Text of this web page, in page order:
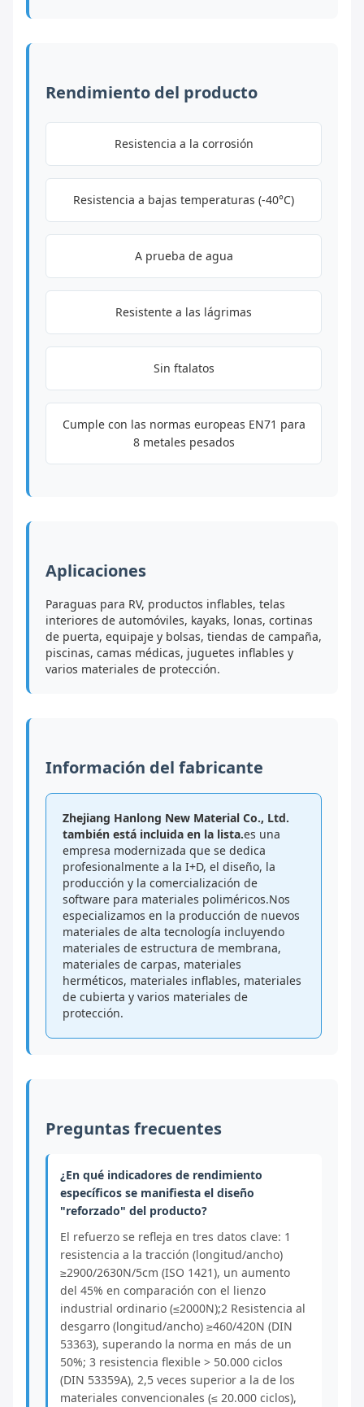
Rendimiento del producto
Resistencia a la corrosión
Resistencia a bajas temperaturas (-40°C)
A prueba de agua
Resistente a las lágrimas
Sin ftalatos
Cumple con las normas europeas EN71 para
8 metales pesados
Aplicaciones
Paraguas para RV, productos inflables, telas
interiores de automóviles, kayaks, lonas, cortinas
de puerta, equipaje y bolsas, tiendas de campaña,
piscinas, camas médicas, juguetes inflables y
varios materiales de protección.
Información del fabricante
Zhejiang Hanlong New Material Co., Ltd.
también está incluida en la lista.es una
empresa modernizada que se dedica
profesionalmente a la I+D, el diseño, la
producción y la comercialización de
software para materiales poliméricos.Nos
especializamos en la producción de nuevos
materiales de alta tecnología incluyendo
materiales de estructura de membrana,
materiales de carpas, materiales
herméticos, materiales inflables, materiales
de cubierta y varios materiales de
protección.
Preguntas frecuentes
¿En qué indicadores de rendimiento
específicos se manifiesta el diseño
"reforzado" del producto?
El refuerzo se refleja en tres datos clave: 1
resistencia a la tracción (longitud/ancho)
≥2900/2630N/5cm (ISO 1421), un aumento
del 45% en comparación con el lienzo
industrial ordinario (≤2000N);2 Resistencia al
desgarro (longitud/ancho) ≥460/420N (DIN
53363), superando la norma en más de un
50%; 3 resistencia flexible > 50.000 ciclos
(DIN 53359A), 2,5 veces superior a la de los
materiales convencionales (≤ 20.000 ciclos),